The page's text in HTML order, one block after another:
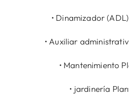
• Dinamizador
• Auxiliar
• Mantenimiento
• jardinería